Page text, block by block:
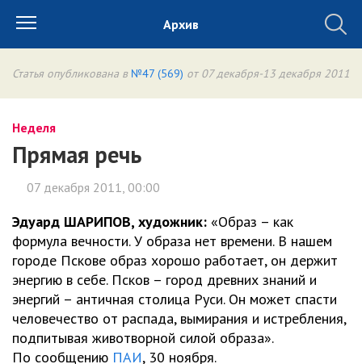
Архив
Статья опубликована в №47 (569) от 07 декабря-13 декабря 2011
Неделя
Прямая речь
07 декабря 2011, 00:00
Эдуард ШАРИПОВ, художник: «Образ – как
формула вечности. У образа нет времени. В нашем
городе Пскове образ хорошо работает, он держит
энергию в себе. Псков – город древних знаний и
энергий – античная столица Руси. Он может спасти
человечество от распада, вымирания и истребления,
подпитывая животворной силой образа».
По сообщению ПАИ, 30 ноября.